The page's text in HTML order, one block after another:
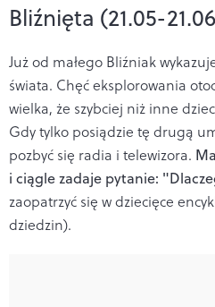
Bliźnięta (21.05-
Już od małego Bliźniak
świata. Chęć eksplorowania
wielka, że szybciej niż inne
Gdy tylko posiądzie tę drugą
pozbyć się radia i telewizora.
i ciągle zadaje pytanie:
zaopatrzyć się w dziecięce
dziedzin).